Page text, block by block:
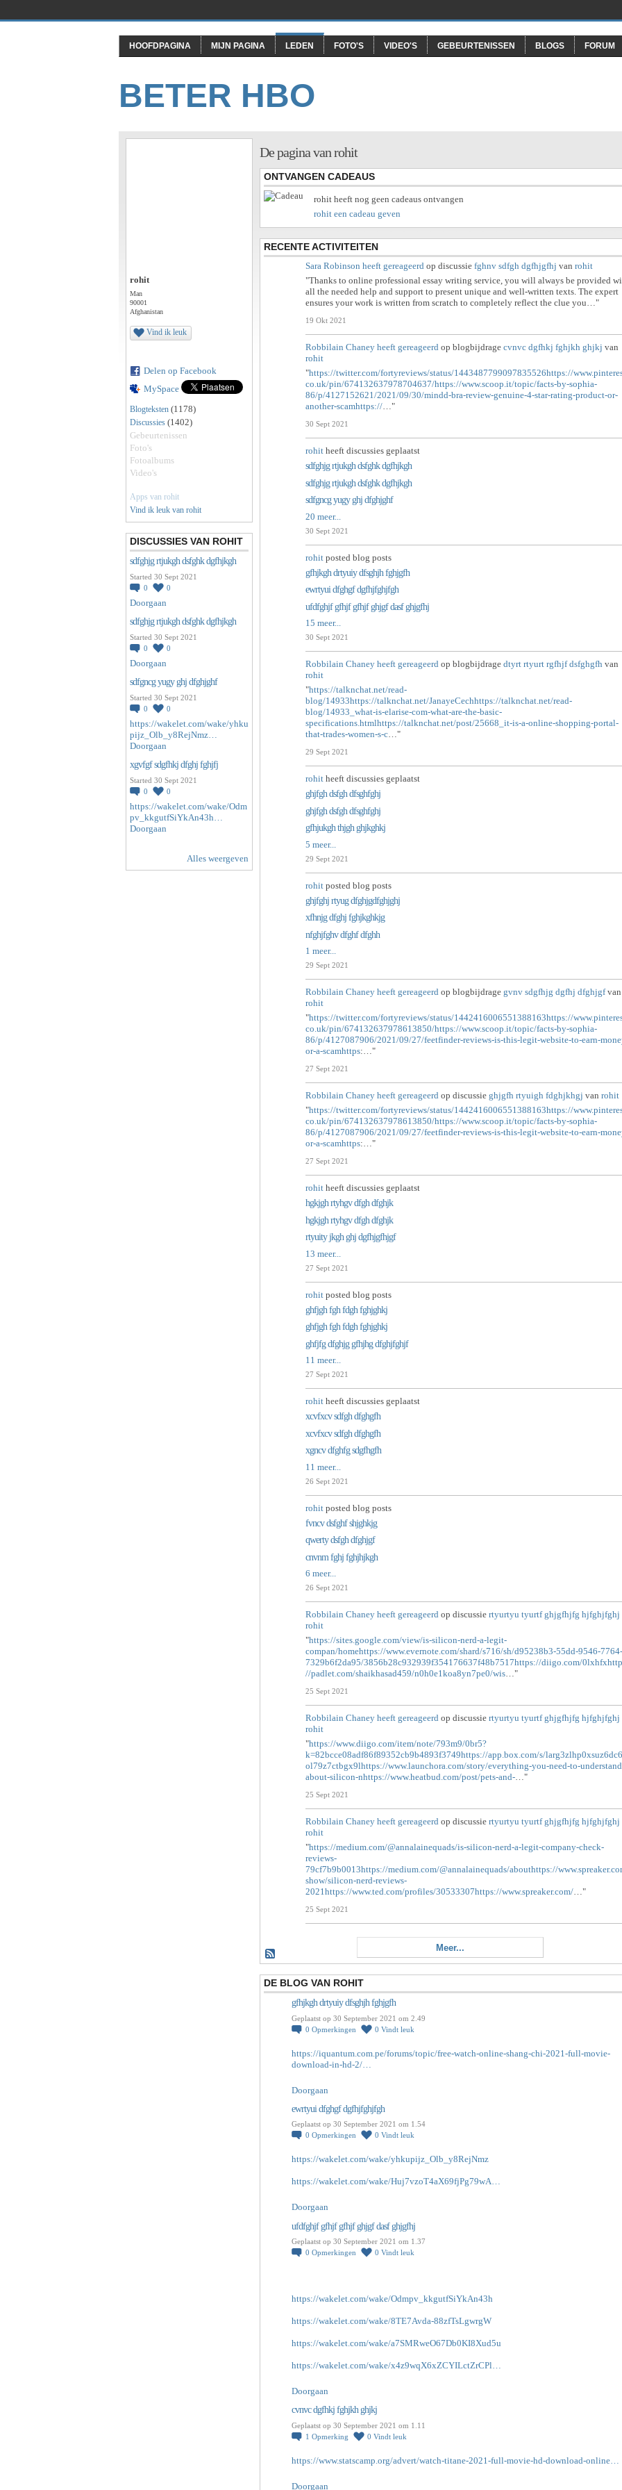
HOOFDPAGINA MIJN PAGINA LEDEN FOTO'S VIDEO'S GEBEURTENISSEN BLOGS FORUM
BETER HBO
rohit
Man
90001
Afghanistan
Vind ik leuk
Delen op Facebook
MySpace
Blogteksten (1178)
Discussies (1402)
Gebeurtenissen
Foto's
Fotoalbums
Video's
Apps van rohit
Vind ik leuk van rohit
DISCUSSIES VAN ROHIT
sdfghjg rtjukgh dsfghk dgfhjkgh
Started 30 Sept 2021
0
0
Doorgaan
sdfghjg rtjukgh dsfghk dgfhjkgh
Started 30 Sept 2021
0
0
Doorgaan
sdfgncg yugy ghj dfghjghf
Started 30 Sept 2021
0
0
https://wakelet.com/wake/yhku
pijz_Olb_y8RejNmz…
Doorgaan
xgvfgf sdgfhkj dfghj fghjfj
Started 30 Sept 2021
0
0
https://wakelet.com/wake/Odm
pv_kkgutfSiYkAn43h…
Doorgaan
Alles weergeven
De pagina van rohit
ONTVANGEN CADEAUS
rohit heeft nog geen cadeaus ontvangen
rohit een cadeau geven
RECENTE ACTIVITEITEN
Sara Robinson heeft gereageerd op discussie fghnv sdfgh dgfhjgfhj van rohit
"Thanks to online professional essay writing service, you will always be provided
all the needed help and support to present unique and well-written texts. The expert
ensures your work is written from scratch to completely reflect the clue you…"
19 Okt 2021
Robbilain Chaney heeft gereageerd op blogbijdrage cvnvc dgfhkj fghjkh ghjkj van
rohit
"https://twitter.com/fortyreviews/status/1443487799097835526https://
co.uk/pin/674132637978704637/https://www.scoop.it/topic/facts-by-sophia-
86/p/4127152621/2021/09/30/mindd-bra-review-genuine-4-star-rating-product-or-
another-scamhttps://…"
30 Sept 2021
rohit heeft discussies geplaatst
sdfghjg rtjukgh dsfghk dgfhjkgh
sdfghjg rtjukgh dsfghk dgfhjkgh
sdfgncg yugy ghj dfghjghf
20 meer...
30 Sept 2021
rohit posted blog posts
gfhjkgh drtyuiy dfsghjh fghjgfh
ewrtyui dfghgf dgfhjfghjfgh
ufdfghjf gfhjf gfhjf ghjgf dasf ghjgfhj
15 meer...
30 Sept 2021
Robbilain Chaney heeft gereageerd op blogbijdrage dtyrt rtyurt rgfhjf dsfghgfh van
rohit
"https://talknchat.net/read-
blog/14933https://talknchat.net/JanayeCechhttps://talknchat.net/read-
blog/14933_what-is-elarise-com-what-are-the-basic-
specifications.htmlhttps://talknchat.net/post/25668_it-is-a-online-shopping-portal-
that-trades-women-s-c…"
29 Sept 2021
rohit heeft discussies geplaatst
ghjfgh dsfgh dfsghfghj
ghjfgh dsfgh dfsghfghj
gfhjukgh thjgh ghjkghkj
5 meer...
29 Sept 2021
rohit posted blog posts
ghjfghj rtyug dfghjgdfghjghj
xfhnjg dfghj fghjkghkjg
nfghjfghv dfghf dfghh
1 meer...
29 Sept 2021
Robbilain Chaney heeft gereageerd op blogbijdrage gvnv sdgfhjg dgfhj dfghjgfvan
rohit
"https://twitter.com/fortyreviews/status/1442416006551388163https://
co.uk/pin/674132637978613850/https://www.scoop.it/topic/facts-by-sophia-
86/p/4127087906/2021/09/27/feetfinder-reviews-is-this-legit-website-to-earn-
or-a-scamhttps:…"
27 Sept 2021
Robbilain Chaney heeft gereageerd op discussie ghjgfh rtyuigh fdghjkhgj van rohit
"https://twitter.com/fortyreviews/status/1442416006551388163https://
co.uk/pin/674132637978613850/https://www.scoop.it/topic/facts-by-sophia-
86/p/4127087906/2021/09/27/feetfinder-reviews-is-this-legit-website-to-earn-
or-a-scamhttps:…"
27 Sept 2021
rohit heeft discussies geplaatst
hgkjgh rtyhgv dfgh dfghjk
hgkjgh rtyhgv dfgh dfghjk
rtyuity jkgh ghj dgfhjgfhjgf
13 meer...
27 Sept 2021
rohit posted blog posts
ghfjgh fgh fdgh fghjghkj
ghfjgh fgh fdgh fghjghkj
ghfjfg dfghjg gfhjhg dfghjfghjf
11 meer...
27 Sept 2021
rohit heeft discussies geplaatst
xcvfxcv sdfgh dfghgfh
xcvfxcv sdfgh dfghgfh
xgncv dfghfg sdgfhgfh
11 meer...
26 Sept 2021
rohit posted blog posts
fvncv dsfghf shjghkjg
qwerty dsfgh dfghjgf
cnvnm fghj fghjhjkgh
6 meer...
26 Sept 2021
Robbilain Chaney heeft gereageerd op discussie rtyurtyu tyurtf ghjgfhjfg hjfghjfghj
rohit
"https://sites.google.com/view/is-silicon-nerd-a-legit-
compan/homehttps://www.evernote.com/shard/s716/sh/d95238b3-55dd-9546-7764-
7329b6f2da95/3856b28c932939f354176637f48b7517https://diigo.com/
//padlet.com/shaikhasad459/n0h0e1koa8yn7pe0/wis…"
25 Sept 2021
Robbilain Chaney heeft gereageerd op discussie rtyurtyu tyurtf ghjgfhjfg hjfghjfghj
rohit
"https://www.diigo.com/item/note/793m9/0br5?
k=82bcce08adf86f89352cb9b4893f3749https://app.box.com/s/
ol79z7ctbgx9lhttps://www.launchora.com/story/everything-you-need-to-
about-silicon-nhttps://www.heatbud.com/post/pets-and-…"
25 Sept 2021
Robbilain Chaney heeft gereageerd op discussie rtyurtyu tyurtf ghjgfhjfg hjfghjfghj
rohit
"https://medium.com/@annalainequads/is-silicon-nerd-a-legit-company-check-
reviews-
79cf7b9b0013https://medium.com/@annalainequads/abouthttps://
show/silicon-nerd-reviews-
2021https://www.ted.com/profiles/30533307https://www.spreaker.com/…"
25 Sept 2021
Meer...
DE BLOG VAN ROHIT
gfhjkgh drtyuiy dfsghjh fghjgfh
Geplaatst op 30 September 2021 om 2.49
0 Opmerkingen 0 Vindt leuk
https://iquantum.com.pe/forums/topic/free-watch-online-shang-chi-2021-full-movie-
download-in-hd-2/…
Doorgaan
ewrtyui dfghgf dgfhjfghjfgh
Geplaatst op 30 September 2021 om 1.54
0 Opmerkingen 0 Vindt leuk
https://wakelet.com/wake/yhkupijz_Olb_y8RejNmz
https://wakelet.com/wake/Huj7vzoT4aX69fjPg79wA…
Doorgaan
ufdfghjf gfhjf gfhjf ghjgf dasf ghjgfhj
Geplaatst op 30 September 2021 om 1.37
0 Opmerkingen 0 Vindt leuk
https://wakelet.com/wake/Odmpv_kkgutfSiYkAn43h
https://wakelet.com/wake/8TE7Avda-88zfTsLgwrgW
https://wakelet.com/wake/a7SMRweO67Db0KI8Xud5u
https://wakelet.com/wake/x4z9wqX6xZCYILctZrCPl…
Doorgaan
cvnvc dgfhkj fghjkh ghjkj
Geplaatst op 30 September 2021 om 1.11
1 Opmerking 0 Vindt leuk
https://www.statscamp.org/advert/watch-titane-2021-full-movie-hd-download-online…
Doorgaan